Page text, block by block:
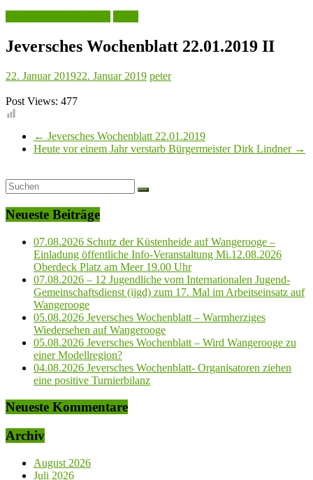
Jeversches Wochenblatt 22.01.2019 II
22. Januar 201922. Januar 2019 peter
Post Views: 477
← Jeversches Wochenblatt 22.01.2019
Heute vor einem Jahr verstarb Bürgermeister Dirk Lindner →
Neueste Beiträge
07.08.2026 Schutz der Küstenheide auf Wangerooge –
Einladung öffentliche Info-Veranstaltung Mi.12.08.2026
Oberdeck Platz am Meer 19.00 Uhr
07.08.2026 – 12 Jugendliche vom Internationalen Jugend-
Gemeinschaftsdienst (ijgd) zum 17. Mal im Arbeitseinsatz auf
Wangerooge
05.08.2026 Jeversches Wochenblatt – Warmherziges
Wiedersehen auf Wangerooge
05.08.2026 Jeversches Wochenblatt – Wird Wangerooge zu
einer Modellregion?
04.08.2026 Jeversches Wochenblatt- Organisatoren ziehen
eine positive Turnierbilanz
Neueste Kommentare
Archiv
August 2026
Juli 2026